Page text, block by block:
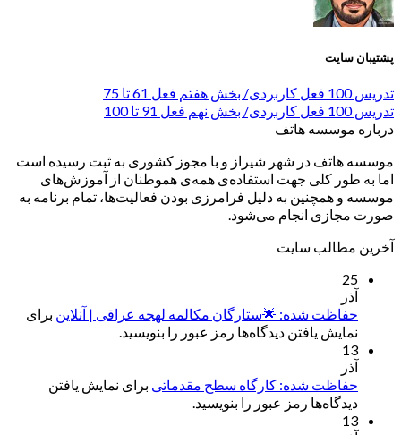
پشتیبان سایت
تدریس 100 فعل کاربردی/ بخش هفتم فعل 61 تا 75
تدریس 100 فعل کاربردی/ بخش نهم فعل 91 تا 100
درباره موسسه هاتف
موسسه هاتف در شهر شیراز و با مجوز کشوری به ثبت رسیده است
اما به طور کلی جهت استفاده‌ی همه‌ی هموطنان از آموزش‌های
موسسه و همچنین به دلیل فرامرزی بودن فعالیت‌ها، تمام برنامه به
صورت مجازی انجام می‌شود.
آخرین مطالب سایت
25
آذر
حفاظت شده: 🌟ستارگان مکالمه لهجه عراقی | آنلاین برای
نمایش یافتن دیدگاه‌ها رمز عبور را بنویسید.
13
آذر
حفاظت شده: کارگاه سطح مقدماتی برای نمایش یافتن
دیدگاه‌ها رمز عبور را بنویسید.
13